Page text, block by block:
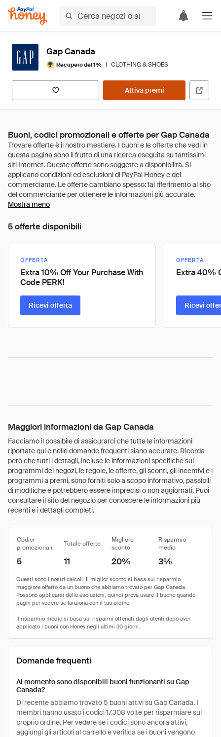
Gap Canada
Recupero del 1% | CLOTHING & SHOES
Attiva premi
Buoni, codici promozionali e offerte per Gap Canada
Mostra meno
5 offerte disponibili
OFFERTA
Extra 10% Off Your Purchase With
Code PERK!
Ricevi offerta
OFFERTA
Extra 40%
Ricevi
Maggiori informazioni da Gap Canada
Facciamo il possibile di assicurarci che tutte le informazioni
riportate qui e nelle domande frequenti siano accurate. Ricorda
però che tutti i dettagli, incluse le informazioni specifiche sui
programmi dei negozi, le regole, le offerte, gli sconti, gli incentivi e i
programmi a premi, sono forniti solo a scopo informativo, passibili
di modifiche e potrebbero essere imprecisi o non aggiornati. Puoi
consultare il sito del negozio per conoscere le informazioni più
recenti e i dettagli completi.
Codici
promozionali
Totale offerte
Migliore
sconto
Risparmio
medio
5 11 20% 3%
Domande frequenti
Al momento sono disponibili buoni funzionanti su Gap
Canada?
Di recente abbiamo trovato 5 buoni attivi su Gap Canada. I
membri hanno usato i codici 17.308 volte per risparmiare sul
proprio ordine. Per vedere se i codici sono ancora attivi,
aggiungi gli articoli al carrello e verifica se i buoni vengono